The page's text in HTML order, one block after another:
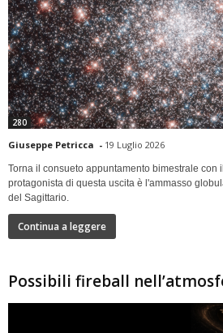
280
Giuseppe Petricca - 19 Luglio 2026
Torna il consueto appuntamento bimestrale con
protagonista di questa uscita è l'ammasso
del Sagittario.
Continua a leggere
Possibili fireball